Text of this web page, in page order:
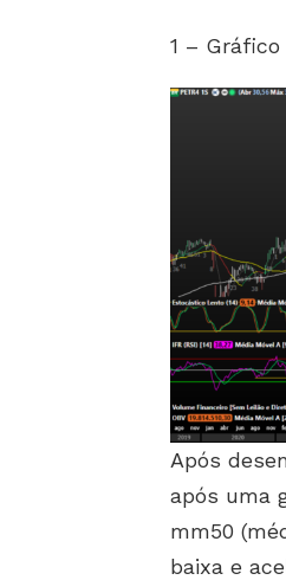
1 –
Após
após uma
mm50
baixa e